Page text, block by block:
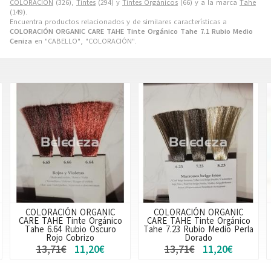
COLORACIÓN (326), Tintes (294) y Tintes Orgánicos (66) y a la marca Tahe
(149).
Encuentra productos relacionados y de similares características a
COLORACIÓN ORGANIC CARE TAHE Tinte Orgánico Tahe 7.1 Rubio Medio
Ceniza en "CABELLO", "COLORACIÓN".
COLORACIÓN ORGANIC
CARE TAHE Tinte Orgánico
Tahe 6.64 Rubio Oscuro
Rojo Cobrizo
13,71€ 11,20€
COLORACIÓN ORGANIC
CARE TAHE Tinte Orgánico
Tahe 7.23 Rubio Medio Perla
Dorado
13,71€ 11,20€